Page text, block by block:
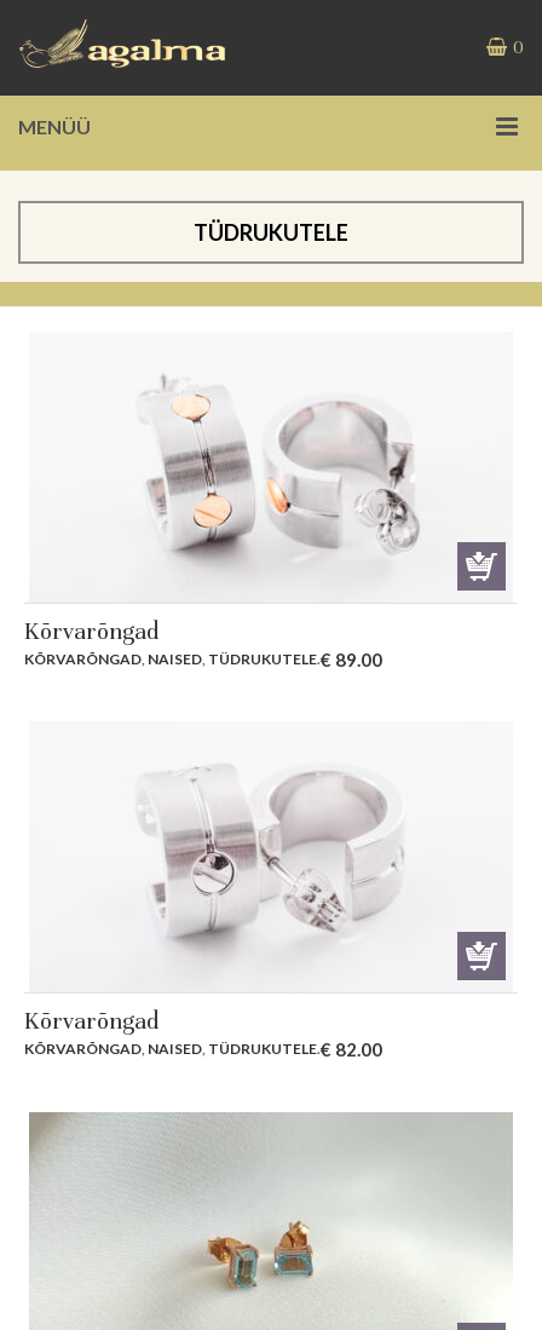
0
MENÜÜ
TÜDRUKUTELE
Kõrvarõngad
KÕRVARÕNGAD, NAISED, TÜDRUKUTELE.€ 89.00
Kõrvarõngad
KÕRVARÕNGAD, NAISED, TÜDRUKUTELE.€ 82.00